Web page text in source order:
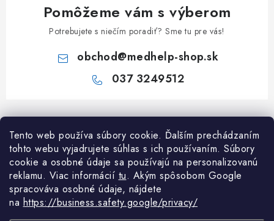
Tento web používa súbory cookie. Ďalším prechádzaním
tohto webu vyjadrujete súhlas s ich používaním. Súbory
cookie a osobné údaje sa používajú na personalizovanú
reklamu. Viac informácií tu. Akým spôsobom Google
spracováva osobné údaje, nájdete
na https://business.safety.google/privacy/
Pomôžeme vám s výberom
Potrebujete s niečím poradiť? Sme tu pre vás!
obchod@medhelp-shop.sk
037 3249512
Z
á
Informácie pre vás
O firme
Všetko o nákupe
Kontakty
Všetko o nákupe
Obchodné podmienky
NAPÍŠTE NÁM NA WHATSAPP
Potrebujete poradiť?Spýtajte sa nášho